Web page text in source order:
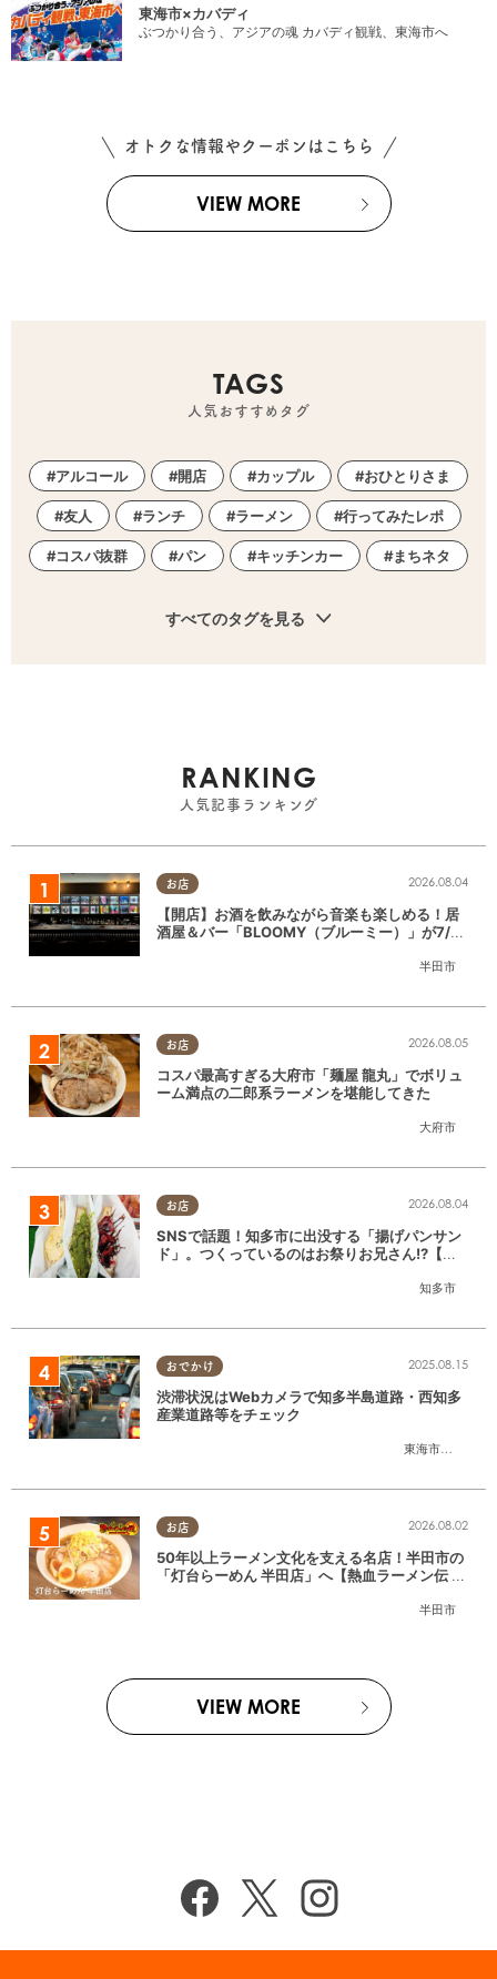
東海市×カバディ
ぶつかり合う、アジアの魂 カバディ観戦、東海市へ
オトクな情報やクーポンはこちら
VIEW MORE
TAGS
人気おすすめタグ
アルコール 開店 カップル おひとりさま
友人 ランチ ラーメン 行ってみたレポ
コスパ抜群 パン キッチンカー まちネタ
すべてのタグを見る
RANKING
人気記事ランキング
お店
半田市
2026.08.04
【開店】お酒を飲みながら音楽も楽しめる！居
酒屋＆バー「BLOOMY（ブルーミー）」が7/3
お店
大府市
2026.08.05
コスパ最高すぎる大府市「麺屋 龍丸」でボリュ
ーム満点の二郎系ラーメンを堪能してきた
お店
知多市
2026.08.04
SNSで話題！知多市に出没する「揚げパンサン
ド」。つくっているのはお祭りお兄さん!?【ち
おでかけ
東海市
,大府市
2025.08.15
渋滞状況はWebカメラで知多半島道路・西知多
産業道路等をチェック
お店
半田市
2026.08.02
50年以上ラーメン文化を支える名店！半田市の
「灯台らーめん 半田店」へ【熱血ラーメン伝 8
VIEW MORE